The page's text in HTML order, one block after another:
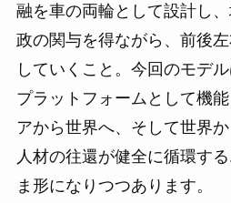
融を車の両輪として設計し
政の関与を得ながら、前後
していくこと。今回のモデ
プラットフォームとして機
アから世界へ、そして世界か
人材の往還が健全に循環す
ま形になりつつあります。